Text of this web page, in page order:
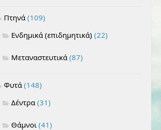
Πτηνά (109)
Ενδημικά (επιδημητικά) (22)
Μεταναστευτικά (87)
Φυτά (148)
Δέντρα (31)
Θάμνοι (41)